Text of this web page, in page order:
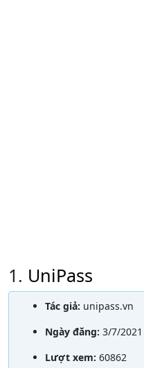
1. UniPass
Tác giả: unipass.vn
Ngày đăng: 3/7/2021
Lượt xem: 60862